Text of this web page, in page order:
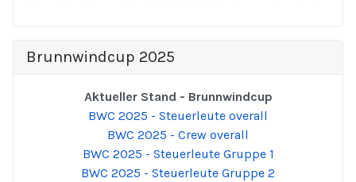
Brunnwindcup 2025
Aktueller Stand - Brunnwindcup
BWC 2025 - Steuerleute overall
BWC 2025 - Crew overall
BWC 2025 - Steuerleute Gruppe 1
BWC 2025 - Steuerleute Gruppe 2